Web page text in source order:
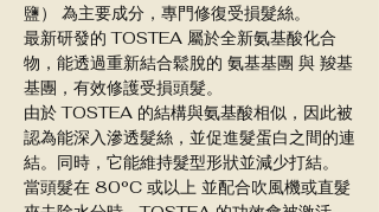
鹽） 為主要成分，專門修復受損髮絲。
最新研發的 TOSTEA 屬於全新氨基酸化合
物，能透過重新結合鬆脫的 氨基基團 與 羧基
基團，有效修護受損頭髮。
由於 TOSTEA 的結構與氨基酸相似，因此被
認為能深入滲透髮絲，並促進髮蛋白之間的連
結。同時，它能維持髮型形狀並減少打結。
當頭髮在 80°C 或以上 並配合吹風機或直髮